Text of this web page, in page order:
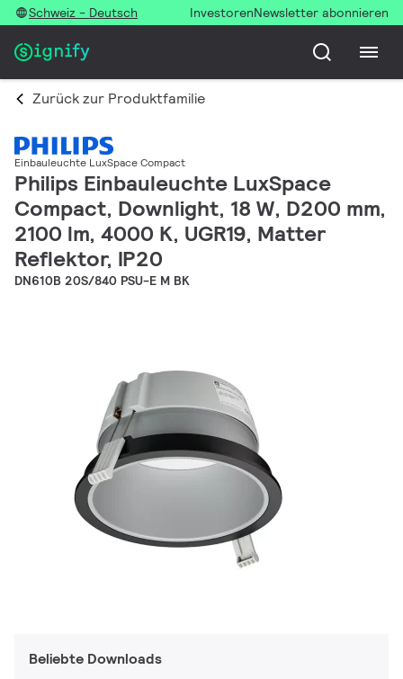
Schweiz - Deutsch InvestorenNewsletter abonnieren
Zurück zur Produktfamilie
Einbauleuchte LuxSpace Compact
Philips Einbauleuchte LuxSpace
Compact, Downlight, 18 W, D200 mm,
2100 lm, 4000 K, UGR19, Matter
Reflektor, IP20
DN610B 20S/840 PSU-E M BK
Beliebte Downloads